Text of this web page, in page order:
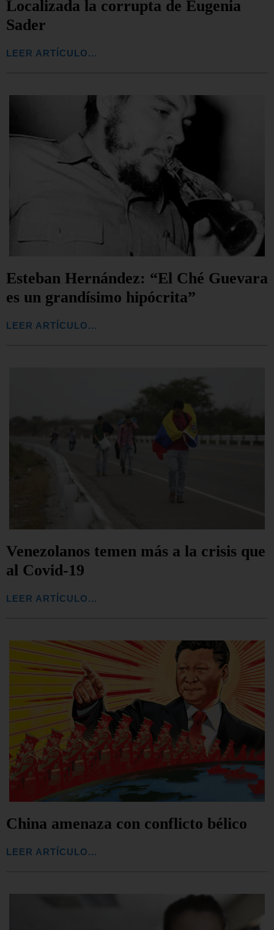
Localizada la corrupta de Eugenia
Sader
LEER ARTÍCULO...
Esteban Hernández: “El Ché Guevara
es un grandísimo hipócrita”
LEER ARTÍCULO...
Venezolanos temen más a la crisis que
al Covid-19
LEER ARTÍCULO...
China amenaza con conflicto bélico
LEER ARTÍCULO...